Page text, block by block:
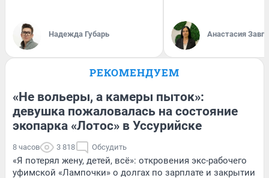
Надежда Губарь Анастасия
РЕКОМЕНДУЕМ
«Не вольеры, а камеры пыток»:
девушка пожаловалась на состояние
экопарка «Лотос» в Уссурийске
8 часов 3 818 Обсудить
«Я потерял жену, детей, всё»: откровения экс-рабочего
уфимской «Лампочки» о долгах по зарплате и закрытии